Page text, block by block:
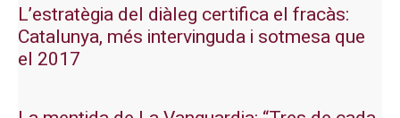
L’estratègia del diàleg certifica el fracàs:
Catalunya, més intervinguda i sotmesa que
el 2017